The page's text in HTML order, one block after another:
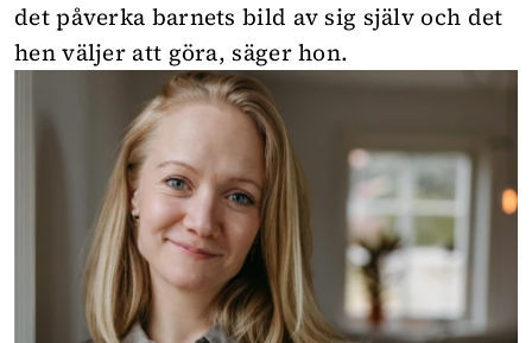
det påverka barnets bild av sig själv och det
hen väljer att göra, säger hon.